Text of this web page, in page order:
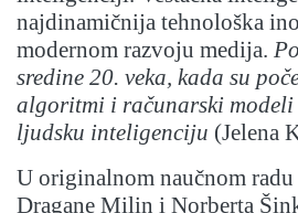
najdinamičnija tehnološka
modernom razvoju medija.
sredine 20. veka, kada su
algoritmi i računarski
ljudsku inteligenciju (Jelena
U originalnom naučnom radu
Dragane Milin i Norberta